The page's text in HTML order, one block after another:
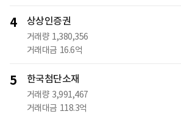
4 상상인증권
거래량 1,380,356
거래대금 16.6억
5 한국첨단소재
거래량 3,991,467
거래대금 118.3억